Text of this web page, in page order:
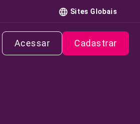
Sites Globais
Acessar Cadastrar